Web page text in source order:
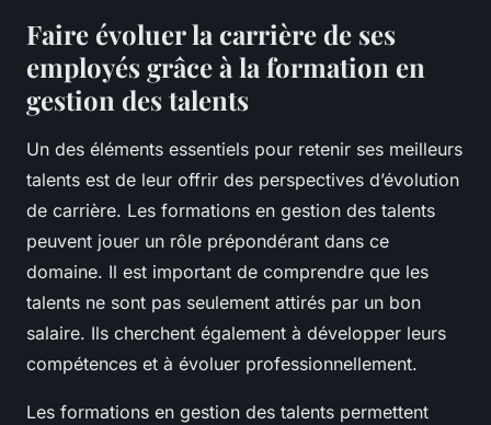
Faire évoluer la carrière de ses
employés grâce à la formation en
gestion des talents
Un des éléments essentiels pour retenir ses meilleurs
talents est de leur offrir des perspectives d’évolution
de carrière. Les formations en gestion des talents
peuvent jouer un rôle prépondérant dans ce
domaine. Il est important de comprendre que les
talents ne sont pas seulement attirés par un bon
salaire. Ils cherchent également à développer leurs
compétences et à évoluer professionnellement.
Les formations en gestion des talents permettent